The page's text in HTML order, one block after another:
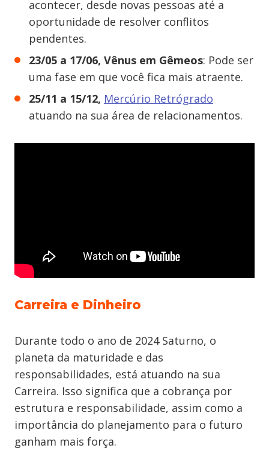
acontecer, desde novas pessoas até a
oportunidade de resolver conflitos
pendentes.
23/05 a 17/06, Vênus em Gêmeos: Pode ser
uma fase em que você fica mais atraente.
25/11 a 15/12, Mercúrio Retrógrado
atuando na sua área de relacionamentos.
Carreira e Dinheiro
Durante todo o ano de 2024 Saturno, o
planeta da maturidade e das
responsabilidades, está atuando na sua
Carreira. Isso significa que a cobrança por
estrutura e responsabilidade, assim como a
importância do planejamento para o futuro
ganham mais força.